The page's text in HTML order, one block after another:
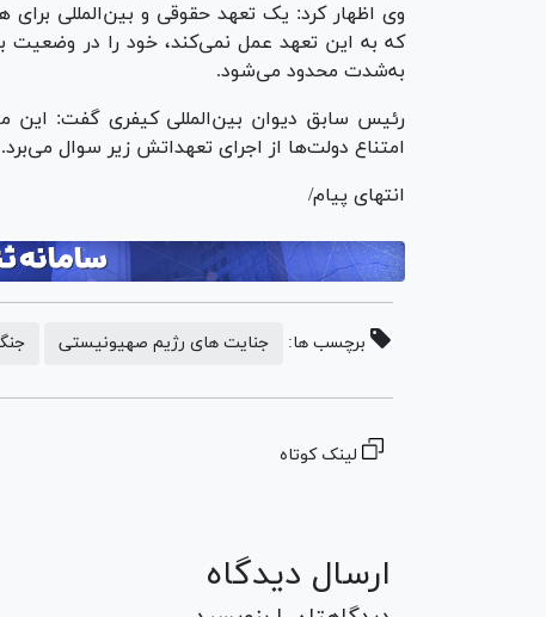
وی اظهار کرد: یک تعهد حقوقی و بین‌المللی برای
که به این تعهد عمل نمی‌کند، خود را در وضعیت
به‌شدت محدود می‌شود.
رئیس سابق دیوان بین‌المللی کیفری گفت: این
امتناع دولت‌ها از اجرای تعهداتش زیر سوال می‌برد.
انتهای پیام/
برچسب ها: جنایت های رژیم صهیونیستی
لینک کوتاه
ارسال دیدگاه